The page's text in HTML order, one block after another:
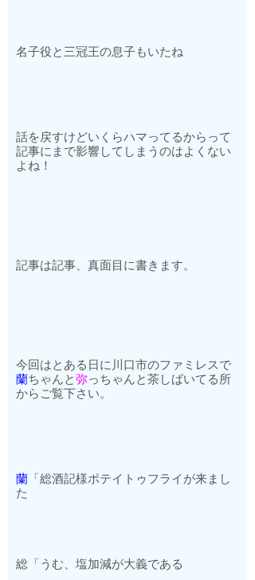
名子役と三冠王の息子もいたね
話を戻すけどいくらハマってるからって
記事にまで影響してしまうのはよくない
よね！
記事は記事、真面目に書きます。
今回はとある日に川口市のファミレスで
蘭ちゃんと弥っちゃんと茶しばいてる所
からご覧下さい。
蘭 「総酒記様ポテイトゥフライが来まし
た
総「うむ、塩加減が大義である